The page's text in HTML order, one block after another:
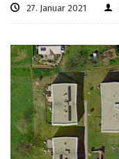
27. Januar 2021